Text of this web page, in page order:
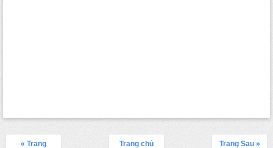
« Trang Trang Sau »
Trang chủ